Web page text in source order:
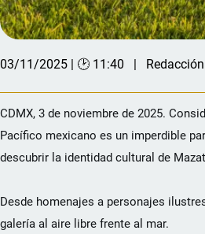
03/11/2025 | 🕑 11:40 Redacción
CDMX, 3 de noviembre de 2025.
Pacífico mexicano es un imperdible
descubrir la identidad cultural de
Desde homenajes a personajes
galería al aire libre frente al mar.